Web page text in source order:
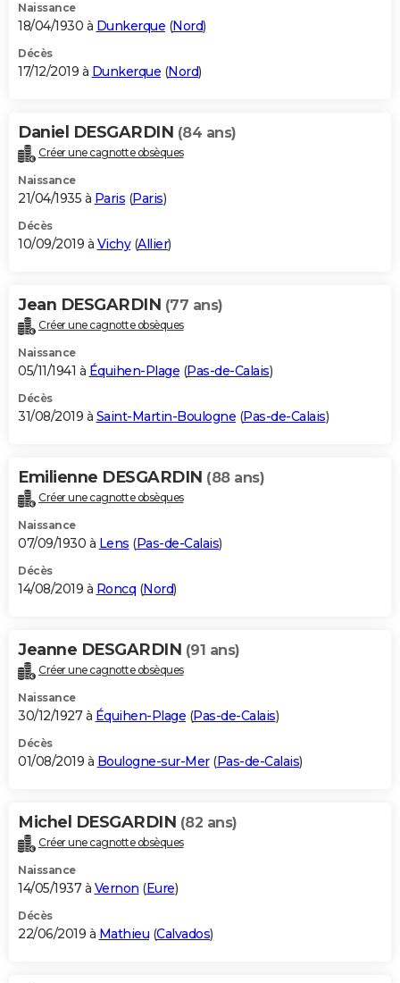
Naissance
18/04/1930 à Dunkerque (Nord)
Décès
17/12/2019 à Dunkerque (Nord)
Daniel DESGARDIN (84 ans)
Créer une cagnotte obsèques
Naissance
21/04/1935 à Paris (Paris)
Décès
10/09/2019 à Vichy(Allier)
Jean DESGARDIN (77 ans)
Créer une cagnotte obsèques
Naissance
05/11/1941 à Équihen-Plage (Pas-de-Calais)
Décès
31/08/2019 à Saint-Martin-Boulogne (Pas-de-Calais)
Emilienne DESGARDIN (88 ans)
Créer une cagnotte obsèques
Naissance
07/09/1930 à Lens (Pas-de-Calais)
Décès
14/08/2019 à Roncq (Nord)
Jeanne DESGARDIN (91 ans)
Créer une cagnotte obsèques
Naissance
30/12/1927 à Équihen-Plage (Pas-de-Calais)
Décès
01/08/2019 à Boulogne-sur-Mer(Pas-de-Calais)
Michel DESGARDIN (82 ans)
Créer une cagnotte obsèques
Naissance
14/05/1937 à Vernon (Eure)
Décès
22/06/2019 à Mathieu (Calvados)